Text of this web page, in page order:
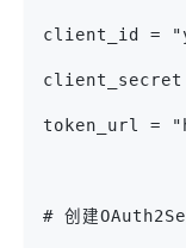
client_id =
token_url =
# 创建